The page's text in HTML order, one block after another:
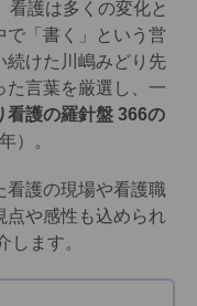
護は多くの変化と
で「書く」という営
続けた川嶋みどり先
た言葉を厳選し、一
看護の羅針盤 366の
年）。
護の現場や看護職
点や感性も込められ
します。